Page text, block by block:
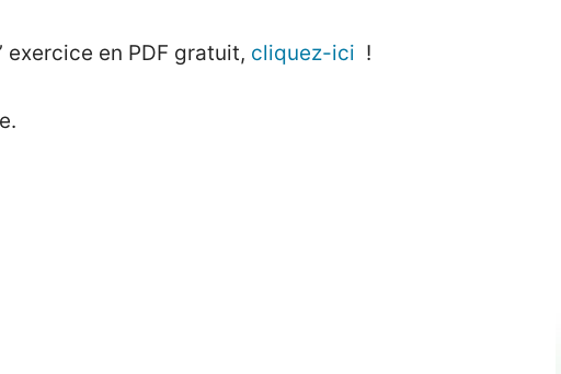
en PDF gratuit, cliquez-ici !